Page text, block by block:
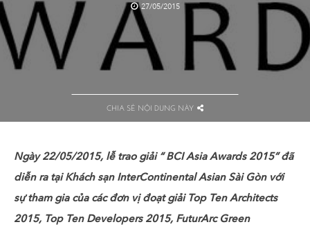
27/05/2015
CHIA SẺ NỘI DUNG NÀY
Ngày 22/05/2015, lễ trao giải “ BCI Asia Awards 2015” đã
diễn ra tại Khách sạn InterContinental Asian Sài Gòn với
sự tham gia của các đơn vị đoạt giải Top Ten Architects
2015, Top Ten Developers 2015, FuturArc Green